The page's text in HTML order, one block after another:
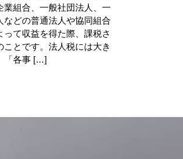
業組合、一般社団法人、一
などの普通法人や協同組合
って収益を得た際、課税さ
ことです。法人税には大き
「各事 […]